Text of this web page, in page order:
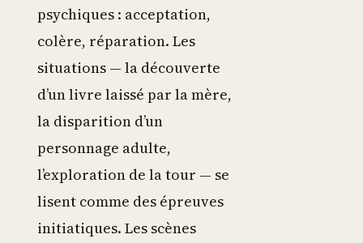
psychiques : acceptation,
colère, réparation. Les
situations — la découverte
d’un livre laissé par la mère,
la disparition d’un
personnage adulte,
l’exploration de la tour — se
lisent comme des épreuves
initiatiques. Les scènes